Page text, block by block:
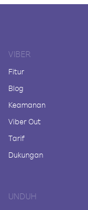
VIBER
Fitur
Blog
Keamanan
Viber Out
Tarif
Dukungan
UNDUH